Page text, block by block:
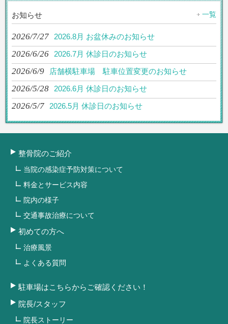
お知らせ 一覧
2026/7/27 2026.8月 お盆休みのお知らせ
2026/6/26 2026.7月 休診日のお知らせ
2026/6/9 店舗横駐車場 駐車位置変更のお知らせ
2026/5/28 2026.6月 休診日のお知らせ
2026/5/7 2026.5月 休診日のお知らせ
整骨院のご紹介
当院の感染症予防対策について
料金とサービス内容
院内の様子
交通事故治療について
初めての方へ
治療風景
よくある質問
駐車場はこちらからご確認ください！
院長/スタッフ
院長ストーリー